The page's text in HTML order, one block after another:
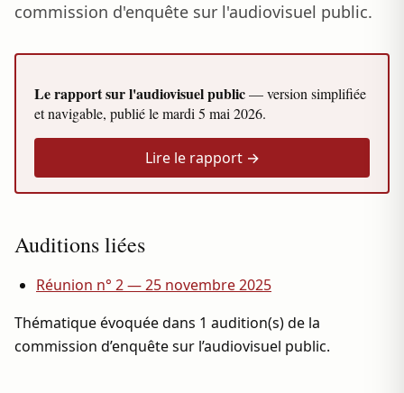
commission d'enquête sur l'audiovisuel public.
Le rapport sur l'audiovisuel public— version simplifiée
et navigable, publié lemardi 5 mai 2026.
Lire le rapport →
Auditions liées
Réunion n° 2 — 25 novembre 2025
Thématique évoquée dans 1 audition(s) de la
commission d’enquête sur l’audiovisuel public.